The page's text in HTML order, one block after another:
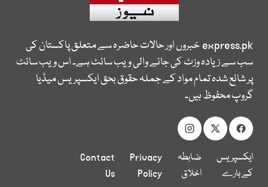
express.pkخبروں اور حالات حاضرہ سے متعلق پاکستان کی
سب سے زیادہ وزٹ کی جانے والی ویب سائٹ ہے۔ اس ویب سائٹ
پر شائع شدہ تمام مواد کے جملہ حقوق بحق ایکسپریس میڈیا
گروپ محفوظ ہیں۔
ایکسپریس
کے بارے
ضابطہ
اخلاق
Privacy
Policy
Contact
Us